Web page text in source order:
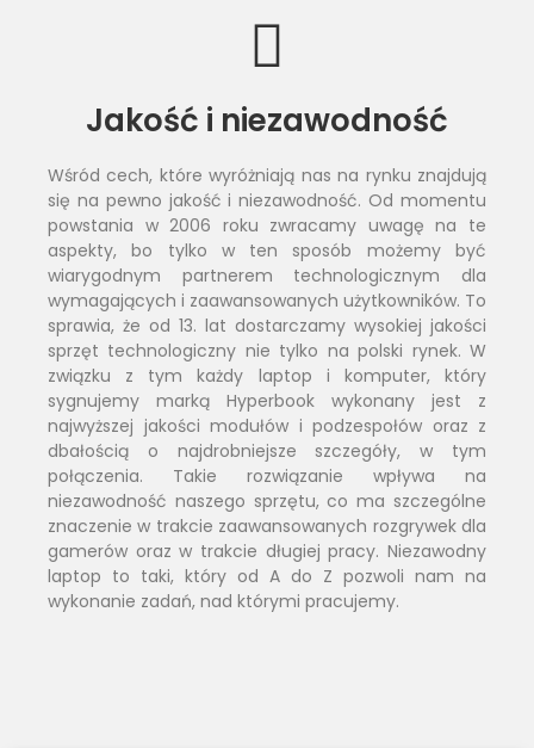
Jakość i niezawodność
Wśród cech, które wyróżniają nas na rynku znajdują
się na pewno jakość i niezawodność. Od momentu
powstania w 2006 roku zwracamy uwagę na te
aspekty, bo tylko w ten sposób możemy być
wiarygodnym partnerem technologicznym dla
wymagających i zaawansowanych użytkowników. To
sprawia, że od 13. lat dostarczamy wysokiej jakości
sprzęt technologiczny nie tylko na polski rynek. W
związku z tym każdy laptop i komputer, który
sygnujemy marką Hyperbook wykonany jest z
najwyższej jakości modułów i podzespołów oraz z
dbałością o najdrobniejsze szczegóły, w tym
połączenia. Takie rozwiązanie wpływa na
niezawodność naszego sprzętu, co ma szczególne
znaczenie w trakcie zaawansowanych rozgrywek dla
gamerów oraz w trakcie długiej pracy. Niezawodny
laptop to taki, który od A do Z pozwoli nam na
wykonanie zadań, nad którymi pracujemy.